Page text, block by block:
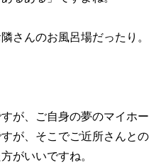
さんのお風呂場だったり。
が、ご自身の夢のマイホー
が、そこでご近所さんとの
がいいですね。